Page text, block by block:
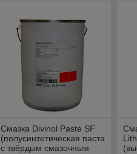
Смазка Divinol Paste SF
(полусинтетическая паста
с твёрдым смазочным